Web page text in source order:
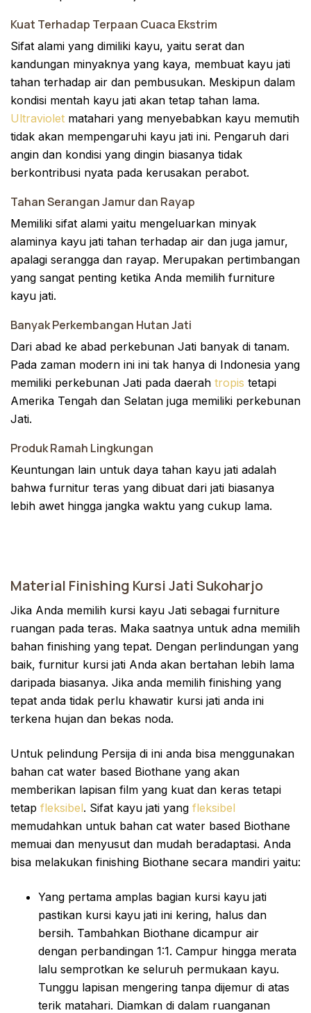
Kuat Terhadap Terpaan Cuaca Ekstrim
Sifat alami yang dimiliki kayu, yaitu serat dan
kandungan minyaknya yang kaya, membuat kayu jati
tahan terhadap air dan pembusukan. Meskipun dalam
kondisi mentah kayu jati akan tetap tahan lama.
Ultraviolet matahari yang menyebabkan kayu memutih
tidak akan mempengaruhi kayu jati ini. Pengaruh dari
angin dan kondisi yang dingin biasanya tidak
berkontribusi nyata pada kerusakan perabot.
Tahan Serangan Jamur dan Rayap
Memiliki sifat alami yaitu mengeluarkan minyak
alaminya kayu jati tahan terhadap air dan juga jamur,
apalagi serangga dan rayap. Merupakan pertimbangan
yang sangat penting ketika Anda memilih furniture
kayu jati.
Banyak Perkembangan Hutan Jati
Dari abad ke abad perkebunan Jati banyak di tanam.
Pada zaman modern ini ini tak hanya di Indonesia yang
memiliki perkebunan Jati pada daerah tropis tetapi
Amerika Tengah dan Selatan juga memiliki perkebunan
Jati.
Produk Ramah Lingkungan
Keuntungan lain untuk daya tahan kayu jati adalah
bahwa furnitur teras yang dibuat dari jati biasanya
lebih awet hingga jangka waktu yang cukup lama.
Material Finishing Kursi Jati Sukoharjo
Jika Anda memilih kursi kayu Jati sebagai furniture
ruangan pada teras. Maka saatnya untuk adna memilih
bahan finishing yang tepat. Dengan perlindungan yang
baik, furnitur kursi jati Anda akan bertahan lebih lama
daripada biasanya. Jika anda memilih finishing yang
tepat anda tidak perlu khawatir kursi jati anda ini
terkena hujan dan bekas noda.
Untuk pelindung Persija di ini anda bisa menggunakan
bahan cat water based Biothane yang akan
memberikan lapisan film yang kuat dan keras tetapi
tetap fleksibel. Sifat kayu jati yang fleksibel
memudahkan untuk bahan cat water based Biothane
memuai dan menyusut dan mudah beradaptasi. Anda
bisa melakukan finishing Biothane secara mandiri yaitu:
Yang pertama amplas bagian kursi kayu jati
pastikan kursi kayu jati ini kering, halus dan
bersih. Tambahkan Biothane dicampur air
dengan perbandingan 1:1. Campur hingga merata
lalu semprotkan ke seluruh permukaan kayu.
Tunggu lapisan mengering tanpa dijemur di atas
terik matahari. Diamkan di dalam ruanganan